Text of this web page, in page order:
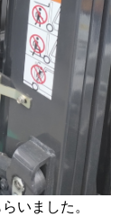
いました。